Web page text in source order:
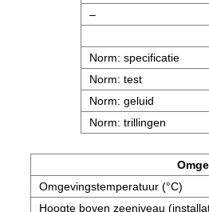
–
Norm: specificatie
Norm: test
Norm: geluid
Norm: trillingen
Omgevingstemperatuur (°C)
Hoogte boven zeeniveau